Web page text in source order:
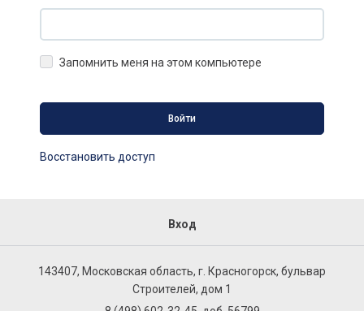
Запомнить меня на этом компьютере
Восстановить доступ
Вход
143407, Московская область, г. Красногорск, бульвар
Строителей, дом 1